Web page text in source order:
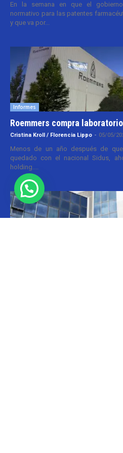
En la semana en que el
normativo para las patentes
y que va por...
Informes
Roemmers compra
Cristina Kroll / Florencia Lippo - 05/05/
Menos de un año después de
quedado con el nacional Sidus,
holding....